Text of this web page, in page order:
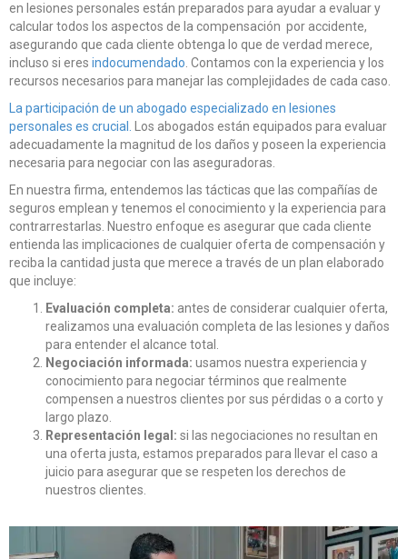
en lesiones personales están preparados para ayudar a evaluar y
calcular todos los aspectos de la compensación por accidente,
asegurando que cada cliente obtenga lo que de verdad merece,
incluso si eres indocumendado. Contamos con la experiencia y los
recursos necesarios para manejar las complejidades de cada caso.
La participación de un abogado especializado en lesiones
personales es crucial. Los abogados están equipados para evaluar
adecuadamente la magnitud de los daños y poseen la experiencia
necesaria para negociar con las aseguradoras.
En nuestra firma, entendemos las tácticas que las compañías de
seguros emplean y tenemos el conocimiento y la experiencia para
contrarrestarlas. Nuestro enfoque es asegurar que cada cliente
entienda las implicaciones de cualquier oferta de compensación y
reciba la cantidad justa que merece a través de un plan elaborado
que incluye:
Evaluación completa: antes de considerar cualquier oferta,
realizamos una evaluación completa de las lesiones y daños
para entender el alcance total.
Negociación informada: usamos nuestra experiencia y
conocimiento para negociar términos que realmente
compensen a nuestros clientes por sus pérdidas o a corto y
largo plazo.
Representación legal: si las negociaciones no resultan en
una oferta justa, estamos preparados para llevar el caso a
juicio para asegurar que se respeten los derechos de
nuestros clientes.